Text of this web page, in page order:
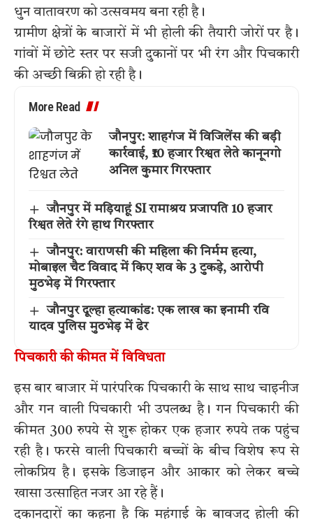
धुन वातावरण को उत्सवमय बना रही है।
ग्रामीण क्षेत्रों के बाजारों में भी होली की तैयारी जोरों पर है।
गांवों में छोटे स्तर पर सजी दुकानों पर भी रंग और पिचकारी
की अच्छी बिक्री हो रही है।
More Read
जौनपुर: शाहगंज में विजिलेंस की बड़ी
कार्रवाई, ₹10 हजार रिश्वत लेते कानूनगो
अनिल कुमार गिरफ्तार
जौनपुर में मड़ियाहूं SI रामाश्रय प्रजापति 10 हजार
रिश्वत लेते रंगे हाथ गिरफ्तार
जौनपुर: वाराणसी की महिला की निर्मम हत्या,
मोबाइल चैट विवाद में किए शव के 3 टुकड़े, आरोपी
मुठभेड़ में गिरफ्तार
जौनपुर दूल्हा हत्याकांड: एक लाख का इनामी रवि
यादव पुलिस मुठभेड़ में ढेर
पिचकारी की कीमत में विविधता
इस बार बाजार में पारंपरिक पिचकारी के साथ साथ चाइनीज
और गन वाली पिचकारी भी उपलब्ध है। गन पिचकारी की
कीमत 300 रुपये से शुरू होकर एक हजार रुपये तक पहुंच
रही है। फरसे वाली पिचकारी बच्चों के बीच विशेष रूप से
लोकप्रिय है। इसके डिजाइन और आकार को लेकर बच्चे
खासा उत्साहित नजर आ रहे हैं।
दुकानदारों का कहना है कि महंगाई के बावजूद होली की